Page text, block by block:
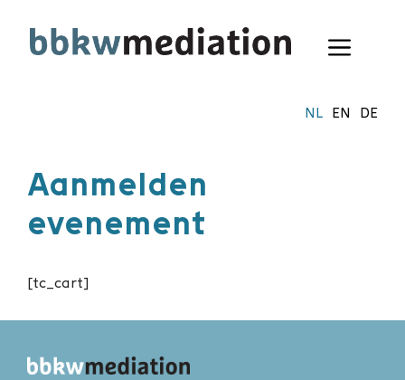
naar
NL EN DE
Menu
Aanmelden
evenement
[tc_cart]